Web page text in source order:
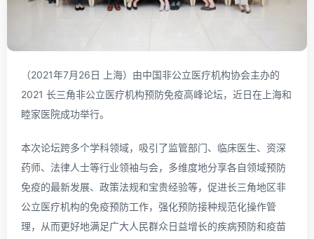
（2021年7月26日 上海）由中国非公立医疗机构协会主办的
2021 长三角非公立医疗机构预防免疫高峰论坛，近日在上海和
睦家医院成功举行。
本次论坛跨多个学科领域，吸引了监管部门、临床医生、资深
药师、法律人士等行业领袖与会，多维度地分享各自领域预防
免疫的最新发展、政策法规和宝贵经验等，促进长三角地区非
公立医疗机构的免疫预防工作，强化预防接种规范化操作管
理，从而更好地满足广大人民群众日益增长的疾病预防和疫苗